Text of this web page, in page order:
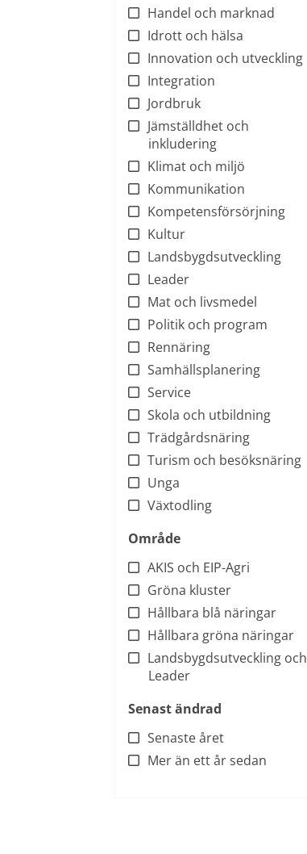
Handel och marknad
Idrott och hälsa
Innovation och utveckling
Integration
Jordbruk
Jämställdhet och
inkludering
Klimat och miljö
Kommunikation
Kompetensförsörjning
Kultur
Landsbygdsutveckling
Leader
Mat och livsmedel
Politik och program
Rennäring
Samhällsplanering
Service
Skola och utbildning
Trädgårdsnäring
Turism och besöksnäring
Unga
Växtodling
Område
AKIS och EIP-Agri
Gröna kluster
Hållbara blå näringar
Hållbara gröna näringar
Landsbygdsutveckling och
Leader
Senast ändrad
Senaste året
Mer än ett år sedan